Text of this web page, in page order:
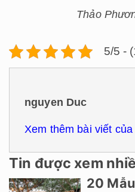
Thảo
5/5 -
nguyen Duc
Xem thêm bài viết
Tin được xem
20